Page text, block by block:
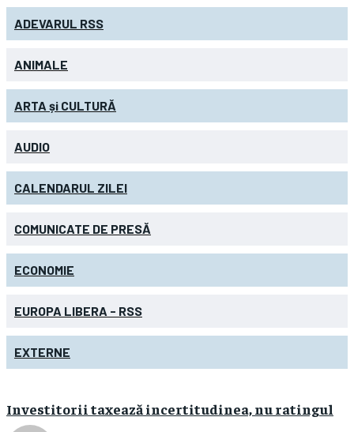
ADEVARUL RSS
ANIMALE
ARTA și CULTURĂ
AUDIO
CALENDARUL ZILEI
COMUNICATE DE PRESĂ
ECONOMIE
EUROPA LIBERA - RSS
EXTERNE
Investitorii taxează incertitudinea, nu ratingul